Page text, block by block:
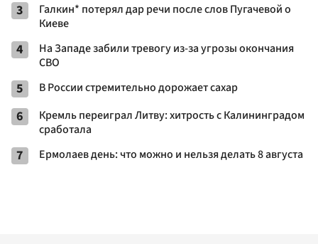
3
Галкин* потерял дар речи после слов Пугачевой о
Киеве
4
На Западе забили тревогу из-за угрозы окончания
СВО
5 В России стремительно дорожает сахар
6
Кремль переиграл Литву: хитрость с Калининградом
сработала
7 Ермолаев день: что можно и нельзя делать 8 августа